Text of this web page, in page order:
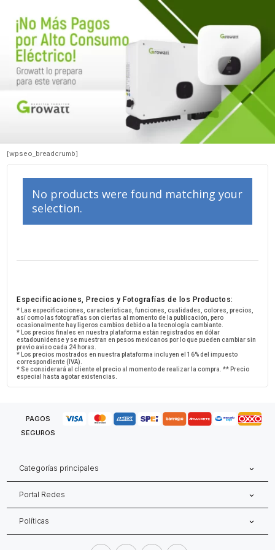
[wpseo_breadcrumb]
No products were found matching your
selection.
Especificaciones, Precios y Fotografías de los Productos:
* Las especificaciones, características, funciones, cualidades, colores, precios,
así como las fotografías son ciertas al momento de la publicación, pero
ocasionalmente hay ligeros cambios debido a la tecnología cambiante.
* Los precios finales en nuestra plataforma están registrados en dólar
estadounidense y se muestran en pesos mexicanos por lo que pueden cambiar sin
previo aviso cada 24 horas.
* Los precios mostrados en nuestra plataforma incluyen el 16% del impuesto
correspondiente (IVA).
* Se considerará al cliente el precio al momento de realizar la compra. ** Precio
especial hasta agotar existencias.
PAGOS
SEGUROS
Categorías principales
Portal Redes
Políticas